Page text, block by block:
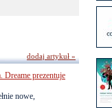
Dreame prezentuje
nowe,
dodaj artykuł »